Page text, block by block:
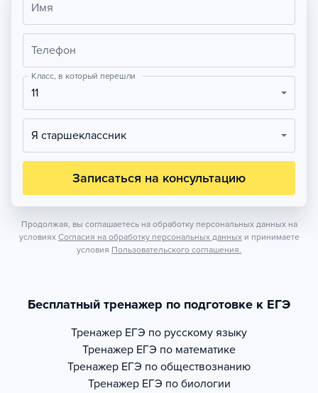
Имя
Телефон
Класс, в который перешли
11
Я старшеклассник
Записаться на консультацию
Продолжая, вы соглашаетесь на обработку персональных данных на
условиях Согласия на обработку персональных данных и принимаете
условия Пользовательского соглашения.
Бесплатный тренажер по подготовке к ЕГЭ
Тренажер ЕГЭ по русскому языку
Тренажер ЕГЭ по математике
Тренажер ЕГЭ по обществознанию
Тренажер ЕГЭ по биологии